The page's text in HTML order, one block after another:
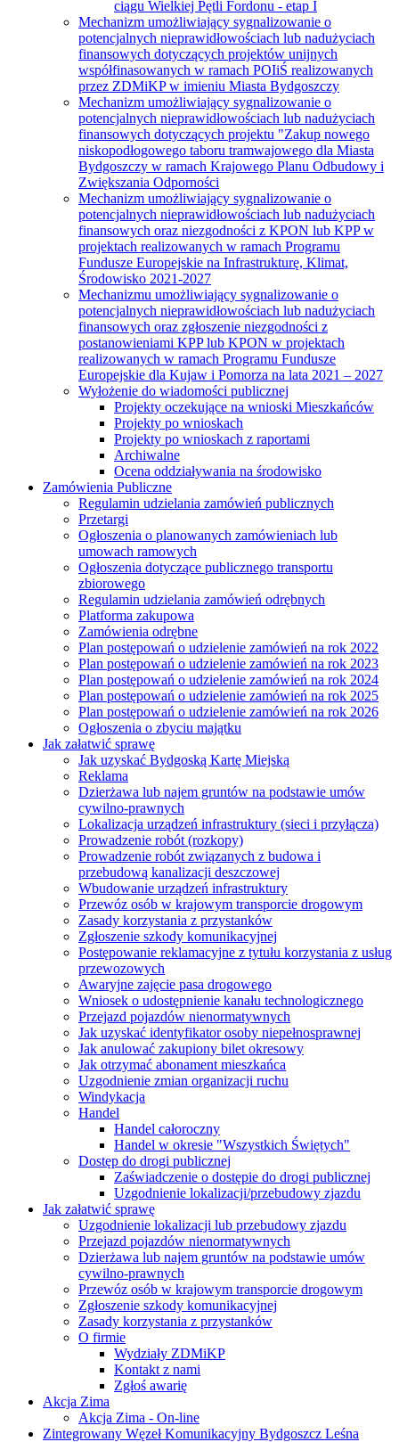
ciągu Wielkiej Pętli Fordonu - etap I
Mechanizm umożliwiający sygnalizowanie o
potencjalnych nieprawidłowościach lub nadużyciach
finansowych dotyczących projektów unijnych
współfinasowanych w ramach POIiŚ realizowanych
przez ZDMiKP w imieniu Miasta Bydgoszczy
Mechanizm umożliwiający sygnalizowanie o
potencjalnych nieprawidłowościach lub nadużyciach
finansowych dotyczących projektu "Zakup nowego
niskopodłogowego taboru tramwajowego dla Miasta
Bydgoszczy w ramach Krajowego Planu Odbudowy i
Zwiększania Odporności
Mechanizm umożliwiający sygnalizowanie o
potencjalnych nieprawidłowościach lub nadużyciach
finansowych oraz niezgodności z KPON lub KPP w
projektach realizowanych w ramach Programu
Fundusze Europejskie na Infrastrukturę, Klimat,
Środowisko 2021-2027
Mechanizmu umożliwiający sygnalizowanie o
potencjalnych nieprawidłowościach lub nadużyciach
finansowych oraz zgłoszenie niezgodności z
postanowieniami KPP lub KPON w projektach
realizowanych w ramach Programu Fundusze
Europejskie dla Kujaw i Pomorza na lata 2021 – 2027
Wyłożenie do wiadomości publicznej
Projekty oczekujące na wnioski Mieszkańców
Projekty po wnioskach
Projekty po wnioskach z raportami
Archiwalne
Ocena oddziaływania na środowisko
Zamówienia Publiczne
Regulamin udzielania zamówień publicznych
Przetargi
Ogłoszenia o planowanych zamówieniach lub
umowach ramowych
Ogłoszenia dotyczące publicznego transportu
zbiorowego
Regulamin udzielania zamówień odrębnych
Platforma zakupowa
Zamówienia odrębne
Plan postępowań o udzielenie zamówień na rok 2022
Plan postępowań o udzielenie zamówień na rok 2023
Plan postępowań o udzielenie zamówień na rok 2024
Plan postępowań o udzielenie zamówień na rok 2025
Plan postępowań o udzielenie zamówień na rok 2026
Ogłoszenia o zbyciu majątku
Jak załatwić sprawę
Jak uzyskać Bydgoską Kartę Miejską
Reklama
Dzierżawa lub najem gruntów na podstawie umów
cywilno-prawnych
Lokalizacja urządzeń infrastruktury (sieci i przyłącza)
Prowadzenie robót (rozkopy)
Prowadzenie robót związanych z budowa i
przebudową kanalizacji deszczowej
Wbudowanie urządzeń infrastruktury
Przewóz osób w krajowym transporcie drogowym
Zasady korzystania z przystanków
Zgłoszenie szkody komunikacyjnej
Postępowanie reklamacyjne z tytułu korzystania z usług
przewozowych
Awaryjne zajęcie pasa drogowego
Wniosek o udostępnienie kanału technologicznego
Przejazd pojazdów nienormatywnych
Jak uzyskać identyfikator osoby niepełnosprawnej
Jak anulować zakupiony bilet okresowy
Jak otrzymać abonament mieszkańca
Uzgodnienie zmian organizacji ruchu
Windykacja
Handel
Handel całoroczny
Handel w okresie "Wszystkich Świętych"
Dostęp do drogi publicznej
Zaświadczenie o dostępie do drogi publicznej
Uzgodnienie lokalizacji/przebudowy zjazdu
Jak załatwić sprawę
Uzgodnienie lokalizacji lub przebudowy zjazdu
Przejazd pojazdów nienormatywnych
Dzierżawa lub najem gruntów na podstawie umów
cywilno-prawnych
Przewóz osób w krajowym transporcie drogowym
Zgłoszenie szkody komunikacyjnej
Zasady korzystania z przystanków
O firmie
Wydziały ZDMiKP
Kontakt z nami
Zgłoś awarię
Akcja Zima
Akcja Zima - On-line
Zintegrowany Węzeł Komunikacyjny Bydgoszcz Leśna